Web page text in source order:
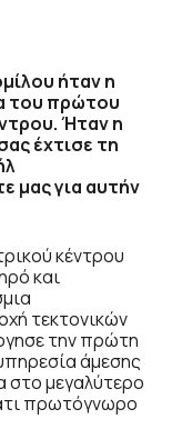
ήταν η
του πρώτου
Ήταν η
έχτισε τη
μας για αυτήν
κέντρου
και
τεκτονικών
την πρώτη
άμεσης
στο μεγαλύτερο
πρωτόγνωρο